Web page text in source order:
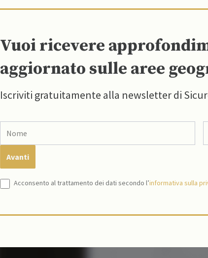
Vuoi ricevere
aggiornato sulle aree
Iscriviti gratuitamente alla newsletter di
Acconsento al trattamento dei dati secondo l’informativa sulla